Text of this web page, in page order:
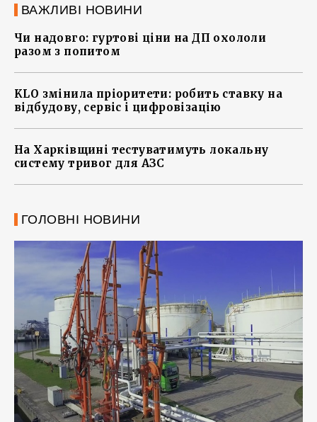
ВАЖЛИВІ НОВИНИ
Чи надовго: гуртові ціни на ДП охололи
разом з попитом
KLO змінила пріоритети: робить ставку на
відбудову, сервіс і цифровізацію
На Харківщині тестуватимуть локальну
систему тривог для АЗС
ГОЛОВНІ НОВИНИ